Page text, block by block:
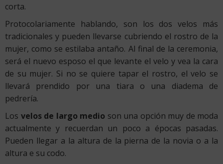
corta.
Protocolariamente hablando, son los dos velos más
tradicionales y pueden llevarse cubriendo el rostro de la
mujer, como se estilaba antaño. Al final de la ceremonia,
será el nuevo esposo el que levante el velo y vea la cara
de su mujer. Si no se quiere tapar el rostro, el velo se
llevará prendido por una tiara o una diadema de
pedrería.
Los velos de largo medio son una opción muy de moda
actualmente y recuerdan un poco a épocas pasadas.
Pueden llegar a la altura de la pierna de la novia o a la
altura e su codo.